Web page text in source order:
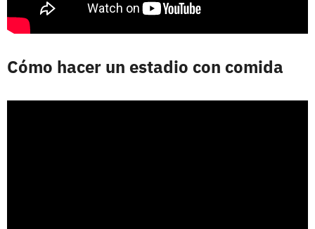
Cómo hacer un estadio con comida